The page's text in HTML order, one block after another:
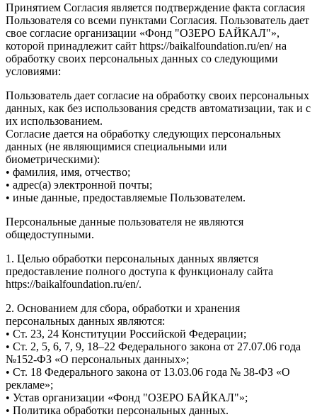
Принятием Согласия является подтверждение факта согласия
Пользователя со всеми пунктами Согласия. Пользователь дает
свое согласие организации «Фонд "ОЗЕРО БАЙКАЛ"»,
которой принадлежит сайт https://baikalfoundation.ru/en/ на
обработку своих персональных данных со следующими
условиями:
Пользователь дает согласие на обработку своих персональных
данных, как без использования средств автоматизации, так и с
их использованием.
Согласие дается на обработку следующих персональных
данных (не являющимися специальными или
биометрическими):
• фамилия, имя, отчество;
• адрес(а) электронной почты;
• иные данные, предоставляемые Пользователем.
Персональные данные пользователя не являются
общедоступными.
1. Целью обработки персональных данных является
предоставление полного доступа к функционалу сайта
https://baikalfoundation.ru/en/.
2. Основанием для сбора, обработки и хранения
персональных данных являются:
• Ст. 23, 24 Конституции Российской Федерации;
• Ст. 2, 5, 6, 7, 9, 18–22 Федерального закона от 27.07.06 года
№152-ФЗ «О персональных данных»;
• Ст. 18 Федерального закона от 13.03.06 года № 38-ФЗ «О
рекламе»;
• Устав организации «Фонд "ОЗЕРО БАЙКАЛ"»;
• Политика обработки персональных данных.